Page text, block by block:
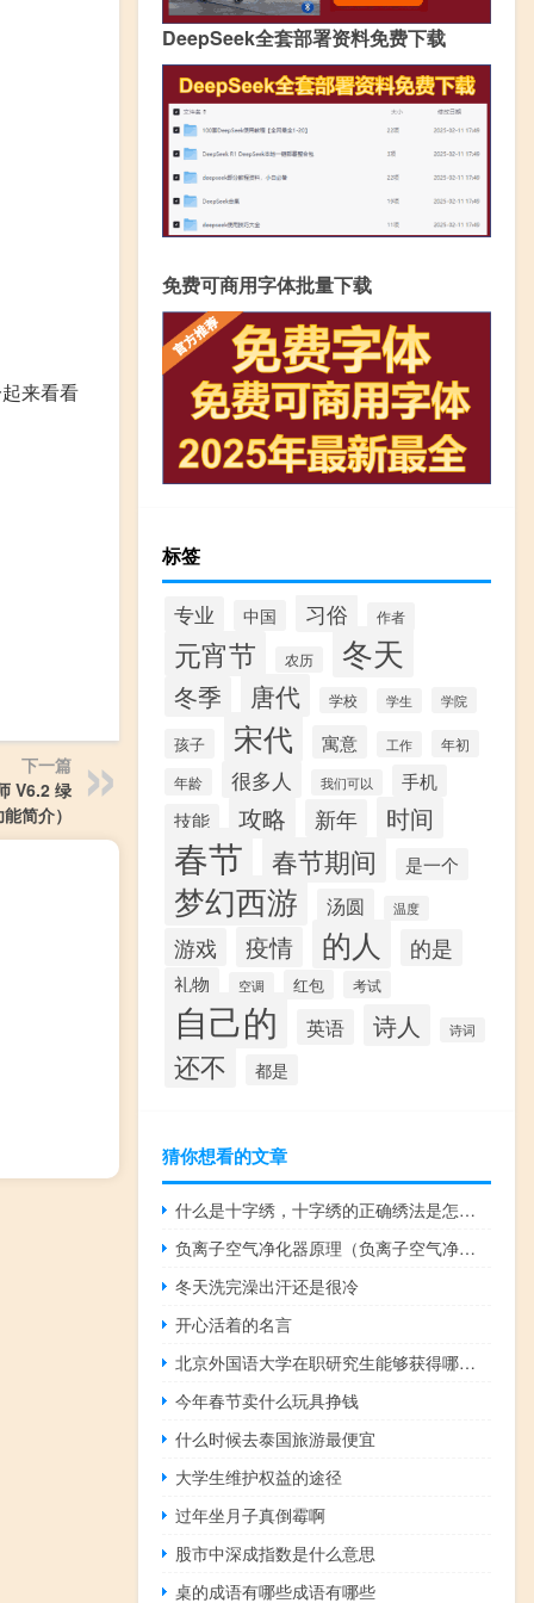
来看看
下一篇
V6.2 绿
简介）
DeepSeek全套部署资料免费下载
免费可商用字体批量下载
标签
专业 中国 习俗 作者
元宵节 农历 冬天
冬季 唐代 学校 学生 学院
孩子 宋代 寓意 工作
年初
年龄
很多人 我们可以
手机
技能
攻略 新年 时间
春节 春节期间 是一个
梦幻西游 汤圆 温度
游戏 疫情 的人 的是
礼物 空调 红包 考试
自己的 英语 诗人 诗词
还不 都是
猜你想看的文章
什么是十字绣，十字绣的正确绣法是怎样绣的？
负离子空气净化器原理（负离子空气净化器原理）
冬天洗完澡出汗还是很冷
开心活着的名言
北京外国语大学在职研究生能够获得哪些证书
今年春节卖什么玩具挣钱
什么时候去泰国旅游最便宜
大学生维护权益的途径
过年坐月子真倒霉啊
股市中深成指数是什么意思
桌的成语有哪些成语有哪些